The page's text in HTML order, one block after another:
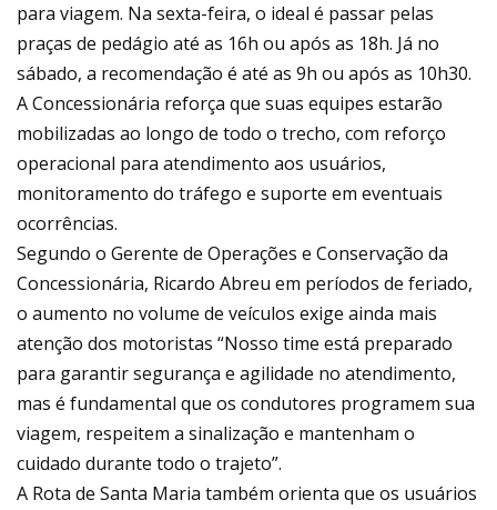
para viagem. Na sexta-feira, o ideal é passar pelas
praças de pedágio até as 16h ou após as 18h. Já no
sábado, a recomendação é até as 9h ou após as 10h30.
A Concessionária reforça que suas equipes estarão
mobilizadas ao longo de todo o trecho, com reforço
operacional para atendimento aos usuários,
monitoramento do tráfego e suporte em eventuais
ocorrências.
Segundo o Gerente de Operações e Conservação da
Concessionária, Ricardo Abreu em períodos de feriado,
o aumento no volume de veículos exige ainda mais
atenção dos motoristas “Nosso time está preparado
para garantir segurança e agilidade no atendimento,
mas é fundamental que os condutores programem sua
viagem, respeitem a sinalização e mantenham o
cuidado durante todo o trajeto”.
A Rota de Santa Maria também orienta que os usuários